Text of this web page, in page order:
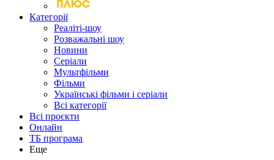
Категорії
Реаліті-шоу
Розважальні шоу
Новини
Серіали
Мультфільми
Фільми
Українські фільми і серіали
Всі категорії
Всі проєкти
Онлайн
ТБ програма
Еще